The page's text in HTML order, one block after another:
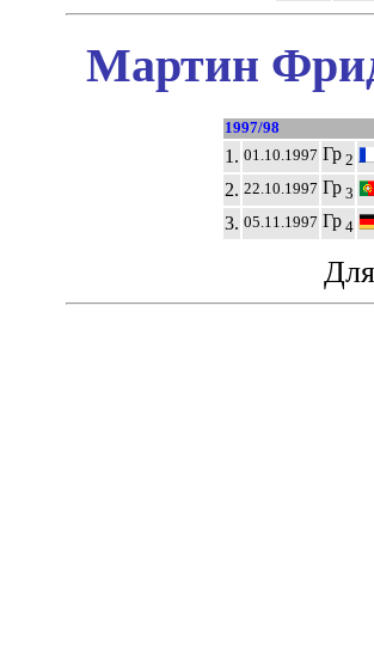
Мартин
1997/98
1. 01.10.1997 Гр 2
2. 22.10.1997 Гр 3
3. 05.11.1997 Гр 4